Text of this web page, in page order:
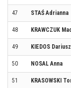
47 STAŚ Adrianna
48 KRAWCZUK
49 KIEDOS Dariusz
50 NOSAL Anna
51 KRASOWSKI